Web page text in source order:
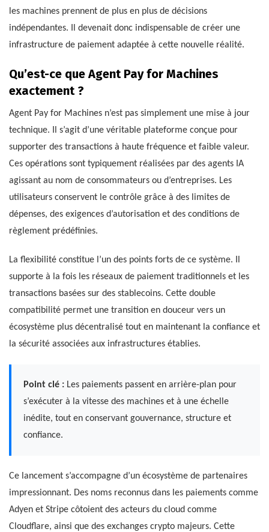
les machines prennent de plus en plus de décisions
indépendantes. Il devenait donc indispensable de créer une
infrastructure de paiement adaptée à cette nouvelle réalité.
Qu’est-ce que Agent Pay for Machines
exactement ?
Agent Pay for Machines n’est pas simplement une mise à jour
technique. Il s’agit d’une véritable plateforme conçue pour
supporter des transactions à haute fréquence et faible valeur.
Ces opérations sont typiquement réalisées par des agents IA
agissant au nom de consommateurs ou d’entreprises. Les
utilisateurs conservent le contrôle grâce à des limites de
dépenses, des exigences d’autorisation et des conditions de
règlement prédéfinies.
La flexibilité constitue l’un des points forts de ce système. Il
supporte à la fois les réseaux de paiement traditionnels et les
transactions basées sur des stablecoins. Cette double
compatibilité permet une transition en douceur vers un
écosystème plus décentralisé tout en maintenant la confiance et
la sécurité associées aux infrastructures établies.
Point clé : Les paiements passent en arrière-plan pour
s’exécuter à la vitesse des machines et à une échelle
inédite, tout en conservant gouvernance, structure et
confiance.
Ce lancement s’accompagne d’un écosystème de partenaires
impressionnant. Des noms reconnus dans les paiements comme
Adyen et Stripe côtoient des acteurs du cloud comme
Cloudflare, ainsi que des exchanges crypto majeurs. Cette